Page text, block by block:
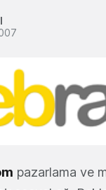
pazarlama ve